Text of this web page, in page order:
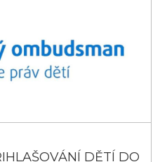
DĚTÍ DO